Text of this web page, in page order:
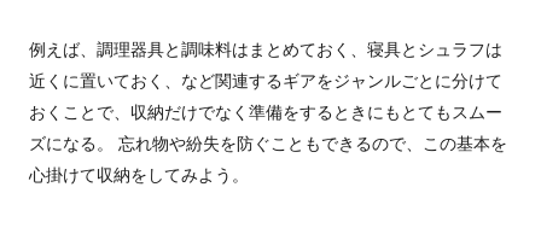
例えば、調理器具と調味料はまとめておく、寝具とシュラフは
近くに置いておく、など関連するギアをジャンルごとに分けて
おくことで、収納だけでなく準備をするときにもとてもスムー
ズになる。 忘れ物や紛失を防ぐこともできるので、この基本を
心掛けて収納をしてみよう。